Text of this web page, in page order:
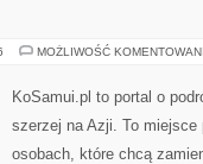
MOŻLIWOŚĆ
KoSamui.pl to portal o
szerzej na Azji. To miejsce
osobach, które chcą